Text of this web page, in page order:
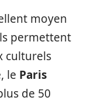
moyen
permettent
culturels
le Paris
de 50